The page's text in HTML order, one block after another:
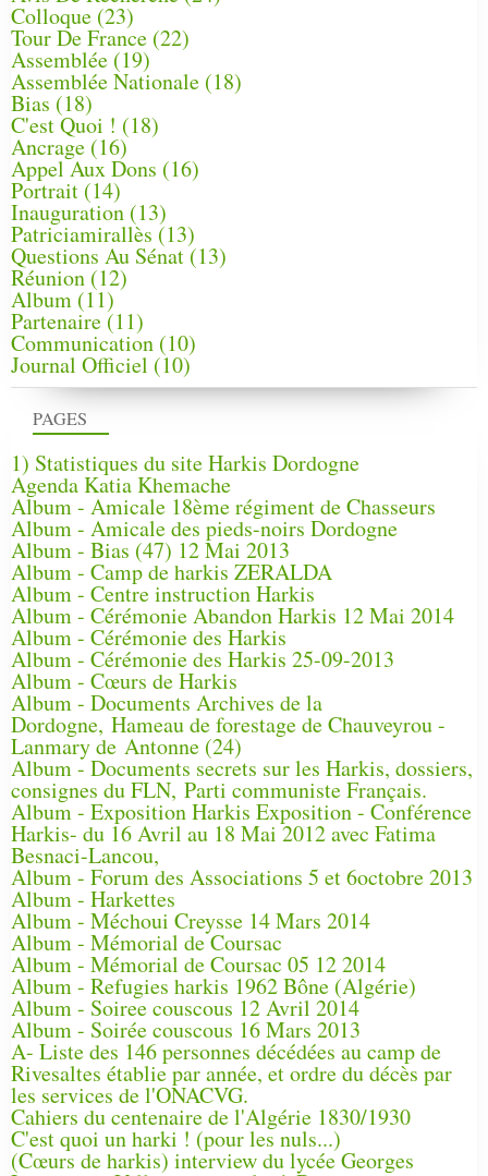
PAGES
1) Statistiques du site Harkis Dordogne
Agenda Katia Khemache
Album - Amicale 18ème régiment de Chasseurs
Album - Amicale des pieds-noirs Dordogne
Album - Bias (47) 12 Mai 2013
Album - Camp de harkis ZERALDA
Album - Centre instruction Harkis
Album - Cérémonie Abandon Harkis 12 Mai 2014
Album - Cérémonie des Harkis
Album - Cérémonie des Harkis 25-09-2013
Album - Cœurs de Harkis
Album - Documents Archives de la
Dordogne, Hameau de forestage de Chauveyrou -
Lanmary de Antonne (24)
Album - Documents secrets sur les Harkis, dossiers,
consignes du FLN, Parti communiste Français.
Album - Exposition Harkis Exposition - Conférence
Harkis- du 16 Avril au 18 Mai 2012 avec Fatima
Besnaci-Lancou,
Album - Forum des Associations 5 et 6octobre 2013
Album - Harkettes
Album - Méchoui Creysse 14 Mars 2014
Album - Mémorial de Coursac
Album - Mémorial de Coursac 05 12 2014
Album - Refugies harkis 1962 Bône (Algérie)
Album - Soiree couscous 12 Avril 2014
Album - Soirée couscous 16 Mars 2013
A- Liste des 146 personnes décédées au camp de
Rivesaltes établie par année, et ordre du décès par
les services de l'ONACVG.
Cahiers du centenaire de l'Algérie 1830/1930
C'est quoi un harki ! (pour les nuls...)
(Cœurs de harkis) interview du lycée Georges
Colloque (23)
Tour De France (22)
Assemblée (19)
Assemblée Nationale (18)
Bias (18)
C'est Quoi ! (18)
Ancrage (16)
Appel Aux Dons (16)
Portrait (14)
Inauguration (13)
Patriciamirallès (13)
Questions Au Sénat(13)
Réunion (12)
Album (11)
Partenaire(11)
Communication (10)
Journal Officiel (10)